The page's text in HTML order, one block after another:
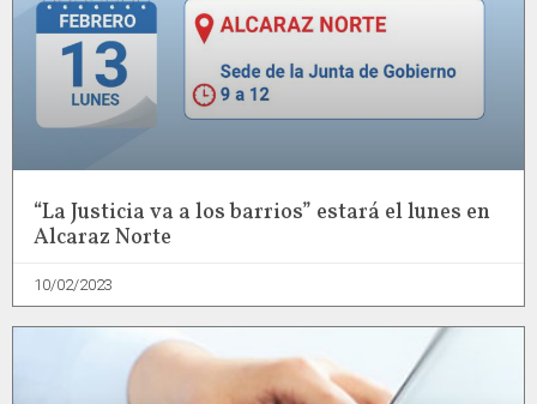
“La Justicia va a los barrios” estará el lunes en
Alcaraz Norte
10/02/2023